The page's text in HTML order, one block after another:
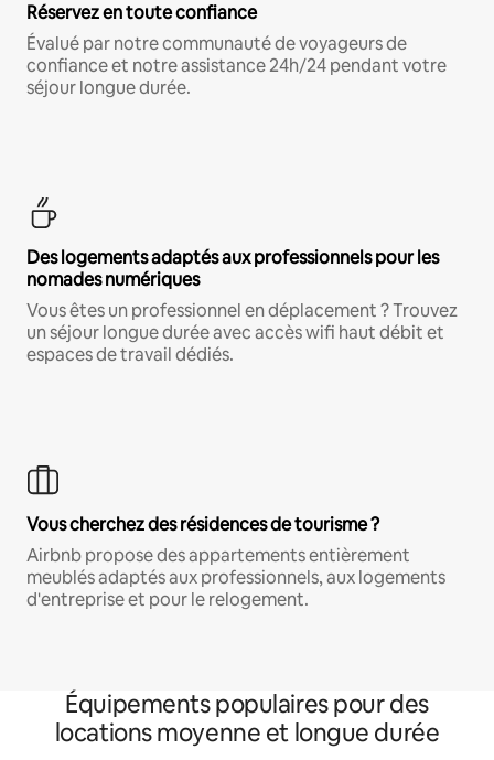
Réservez en toute confiance
Évalué par notre communauté de voyageurs de
confiance et notre assistance 24h/24 pendant votre
séjour longue durée.
Des logements adaptés aux professionnels pour les
nomades numériques
Vous êtes un professionnel en déplacement ? Trouvez
un séjour longue durée avec accès wifi haut débit et
espaces de travail dédiés.
Vous cherchez des résidences de tourisme ?
Airbnb propose des appartements entièrement
meublés adaptés aux professionnels, aux logements
d'entreprise et pour le relogement.
Équipements populaires pour des
locations moyenne et longue durée